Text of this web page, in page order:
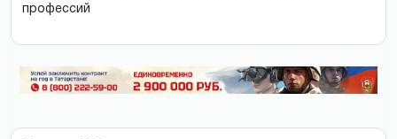
профессий